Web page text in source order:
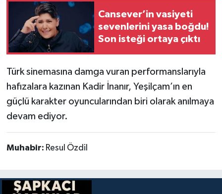
Cansever’in vasiyeti
sevenlerini yasa boğdu!
Son isteği ortaya çıktı
Türk sinemasına damga vuran performanslarıyla
hafızalara kazınan Kadir İnanır, Yeşilçam’ın en
güçlü karakter oyuncularından biri olarak anılmaya
devam ediyor.
Muhabir: Resul Özdil